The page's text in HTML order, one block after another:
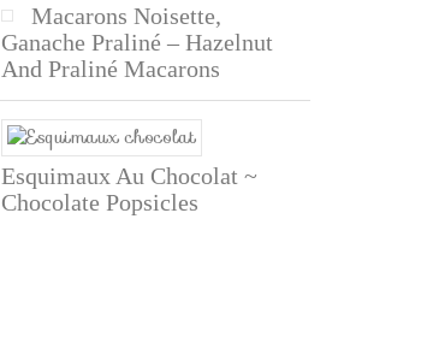
Macarons Noisette,
Ganache Praliné – Hazelnut
And Praliné Macarons
Esquimaux Au Chocolat ~
Chocolate Popsicles